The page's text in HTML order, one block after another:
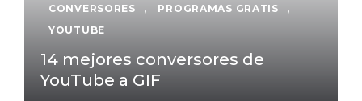
CONVERSORES , PROGRAMAS GRATIS
,
YOUTUBE
14 mejores conversores de
YouTube a GIF